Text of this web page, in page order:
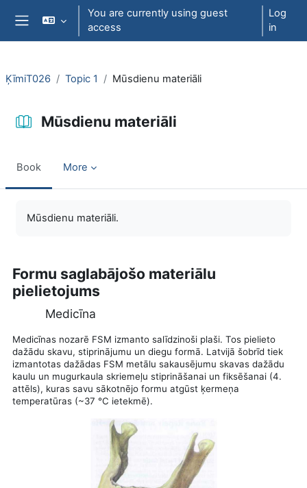
Skip to main content
You are currently using guest
access
Log
in
ĶīmiT026 Topic 1 Mūsdienu materiāli
Mūsdienu materiāli
Book More
Mūsdienu materiāli.
Formu saglabājošo materiālu
pielietojums
Medicīna
Medicīnas nozarē FSM izmanto salīdzinoši plaši. Tos pielieto
dažādu skavu, stiprinājumu un diegu formā. Latvijā šobrīd tiek
izmantotas dažādas FSM metālu sakausējumu skavas dažādu
kaulu un mugurkaula skriemeļu stiprināšanai un fiksēšanai (4.
attēls), kuras savu sākotnējo formu atgūst ķermeņa
temperatūras (~37 °C ietekmē).